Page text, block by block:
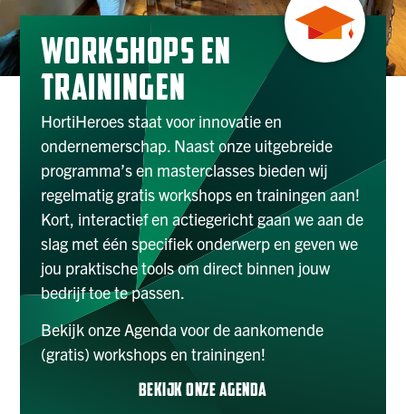
WORKSHOPS EN
TRAININGEN
HortiHeroes staat voor innovatie en
ondernemerschap. Naast onze uitgebreide
programma’s en masterclasses bieden wij
regelmatig gratis workshops en trainingen aan!
Kort, interactief en actiegericht gaan we aan de
slag met één specifiek onderwerp en geven we
jou praktische tools om direct binnen jouw
bedrijf toe te passen.
Bekijk onze Agenda voor de aankomende
(gratis) workshops en trainingen!
BEKIJK ONZE AGENDA